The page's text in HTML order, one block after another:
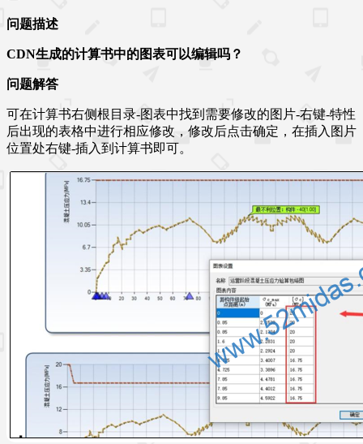
问题描述
CDN生成的计算书中的图表可以编辑吗？
问题解答
可在计算书右侧根目录-图表中找到需要修改的图片-右键-特性
后出现的表格中进行相应修改，修改后点击确定，在插入图片
位置处右键-插入到计算书即可。